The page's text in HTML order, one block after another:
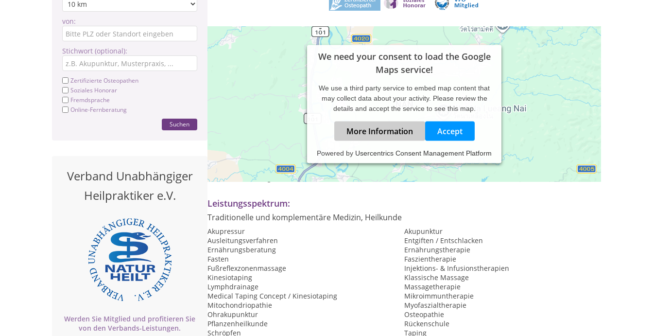
von:
Stichwort (optional):
Zertifizierte Osteopathen
Soziales Honorar
Fremdsprache
Online-Fernberatung
Suchen
Verband Unabhängiger
Heilpraktiker e.V.
Werden Sie Mitglied und profitieren Sie
von den Verbands-Leistungen.
We need your consent to load the Google
Maps service!
We use a third party service to embed map content that
may collect data about your activity. Please review the
details and accept the service to see this map.
More Information Accept
Powered by Usercentrics Consent Management Platform
Praxiszeiten:
Nach Vereinbarung
Leistungsspektrum:
Traditionelle und komplementäre Medizin, Heilkunde
Akupressur
Akupunktur
Ausleitungsverfahren
Entgiften / Entschlacken
Ernährungsberatung
Ernährungstherapie
Fasten
Faszientherapie
Fußreflexzonenmassage
Injektions- & Infusionstherapien
Kinesiotaping
Klassische Massage
Lymphdrainage
Massagetherapie
Medical Taping Concept / Kinesiotaping
Mikroimmuntherapie
Mitochondriopathie
Myofaszialtherapie
Ohrakupunktur
Osteopathie
Pflanzenheilkunde
Rückenschule
Schröpfen
Taping